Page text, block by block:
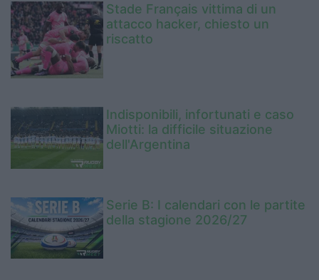
Stade Français vittima di un
attacco hacker, chiesto un
riscatto
Indisponibili, infortunati e caso
Miotti: la difficile situazione
dell'Argentina
Serie B: I calendari con le partite
della stagione 2026/27